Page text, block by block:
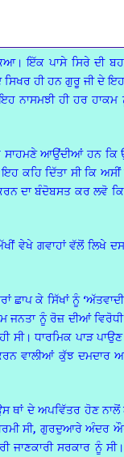
ਇੱਕ ਪਾਸੇ ਸਿਰੇ ਦੀ
ਹੀ ਹਨ ਗੁਰੂ ਜੀ ਦੇ
ਹੀ ਹਰ ਹਾਕਮ
ਸਾਹਮਣੇ ਆਉਂਦੀਆਂ ਹਨ ਕਿ
ਦਿੱਤਾ ਸੀ ਕਿ ਅਸੀਂ
ਦਾ ਬੰਦੋਬਸਤ ਕਰ ਲਵੋ
ਵੇਖੇ ਗਵਾਹਾਂ ਵੱਲੋਂ ਲਿਖੇ
ਕੇ ਸਿੱਖਾਂ ਨੂੰ
ਜਨਤਾ ਨੂੰ ਰੋਜ਼ ਦੀਆਂ
ਸੀ। ਧਾਰਮਿਕ ਪਾੜ
ਵਾਲੀਆਂ ਕੁੱਝ ਦਮਦਾਰ
ਥਾਂ ਦੇ ਅਪਵਿੱਤਰ ਹੋਣ
ਸੀ, ਗੁਰਦੁਆਰੇ ਅੰਦਰ
ਸਰਕਾਰ ਨੂੰ